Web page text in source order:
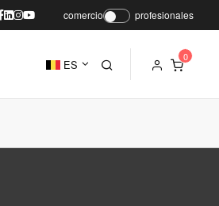
comercio profesionales
ES